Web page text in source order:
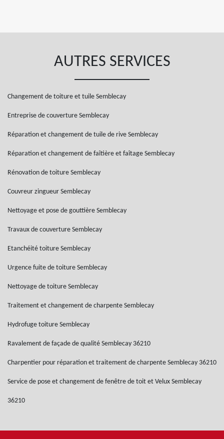
AUTRES SERVICES
Changement de toiture et tuile Semblecay
Entreprise de couverture Semblecay
Réparation et changement de tuile de rive Semblecay
Réparation et changement de faîtière et faîtage Semblecay
Rénovation de toiture Semblecay
Couvreur zingueur Semblecay
Nettoyage et pose de gouttière Semblecay
Travaux de couverture Semblecay
Etanchéité toiture Semblecay
Urgence fuite de toiture Semblecay
Nettoyage de toiture Semblecay
Traitement et changement de charpente Semblecay
Hydrofuge toiture Semblecay
Ravalement de façade de qualité Semblecay 36210
Charpentier pour réparation et traitement de charpente Semblecay 36210
Service de pose et changement de fenêtre de toit et Velux Semblecay
36210